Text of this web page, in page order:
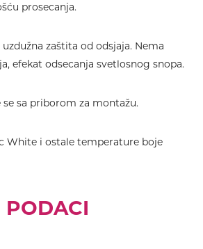
prosecanja.
uzdužna zaštita od odsjaja. Nema
efekat odsecanja svetlosnog snopa.
se sa priborom za montažu.
White i ostale temperature boje
PODACI